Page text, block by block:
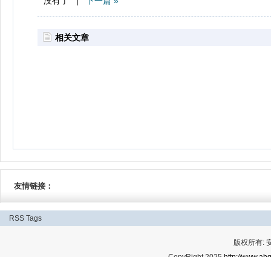
相关文章
友情链接：
RSS Tags
版权所有: